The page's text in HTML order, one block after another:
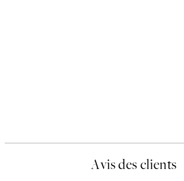
Avis des clients